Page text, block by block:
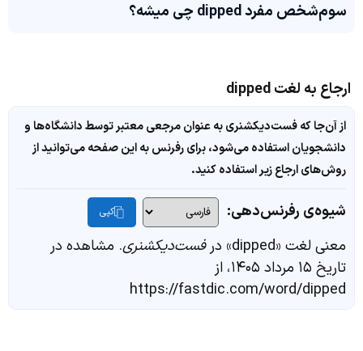
سوم‌شخص مفرد dipped چی میشه؟
ارجاع به لغت dipped
از آن‌جا که فست‌دیکشنری به عنوان مرجعی معتبر توسط دانشگاه‌ها و
دانشجویان استفاده می‌شود، برای رفرنس به این صفحه می‌توانید از
روش‌های ارجاع زیر استفاده کنید.
شیوه‌ی رفرنس‌دهی: کپی
معنی لغت «dipped» در فست‌دیکشنری. مشاهده در
تاریخ ۱۵ مرداد ۱۴۰۵، از
https://fastdic.com/word/dipped